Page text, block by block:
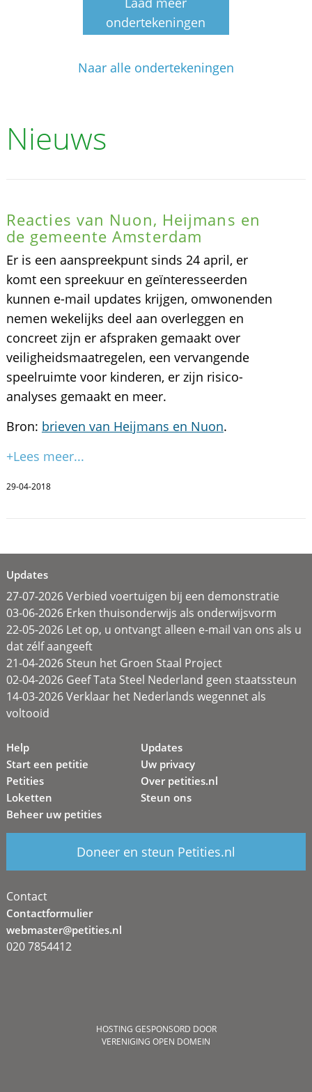
ondertekeningen
Naar alle ondertekeningen
Nieuws
Reacties van Nuon, Heijmans en
de gemeente Amsterdam
Er is een aanspreekpunt sinds 24 april, er
komt een spreekuur en geïnteresseerden
kunnen e-mail updates krijgen, omwonenden
nemen wekelijks deel aan overleggen en
concreet zijn er afspraken gemaakt over
veiligheidsmaatregelen, een vervangende
speelruimte voor kinderen, er zijn risico-
analyses gemaakt en meer.
Bron: brieven van Heijmans en Nuon.
+Lees meer...
29-04-2018
Updates
27-07-2026 Verbied voertuigen bij een demonstratie
03-06-2026 Erken thuisonderwijs als onderwijsvorm
22-05-2026 Let op, u ontvangt alleen e-mail van ons als u
dat zélf aangeeft
21-04-2026 Steun het Groen Staal Project
02-04-2026 Geef Tata Steel Nederland geen staatssteun
14-03-2026 Verklaar het Nederlands wegennet als
voltooid
Help
Start een petitie
Petities
Loketten
Beheer uw petities
Updates
Uw privacy
Over petities.nl
Steun ons
Doneer en steun Petities.nl
Contact
Contactformulier
webmaster@petities.nl
020 7854412
HOSTING GESPONSORD DOOR
VERENIGING OPEN DOMEIN